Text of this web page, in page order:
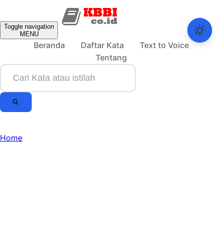
Toggle navigation
MENU
Beranda Daftar Kata
Text to Voice
Tentang
Home